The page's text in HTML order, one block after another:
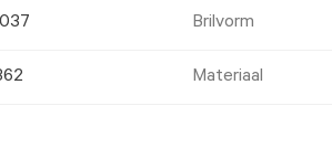
Brilvorm
Materiaal